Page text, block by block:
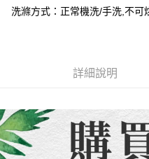
醒簡訊。
1.本服務係由「台灣大哥大股份有
2.基於同意付款使用「大哥付你分
資料（包含姓名、電話或地址）提
由本公司與您本人進行分期帳單所
3.完整用戶服務條款，請詳閱以下連
【「AFTEE先享後付」結帳流程】
ATM／網路銀行／等多元方式進行
後付繳納相關費用。
※ 交易是否成功請以「AFTEE先
是否繳費成功／繳費後需取消欲退
客戶支援中心」https://
全家取貨付款
每筆NT$80，滿NT$1,500(含以
每筆NT$65，滿NT$1,500(含
貨到付款
洗滌方式：正常機洗/手洗,不可
詳細說明